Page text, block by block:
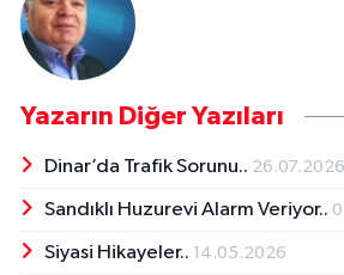
Yazarın Diğer Yazıları
Dinar’da Trafik Sorunu.. 26.07.2026
Sandıklı Huzurevi Alarm Veriyor..
Siyasi Hikayeler.. 14.05.2026